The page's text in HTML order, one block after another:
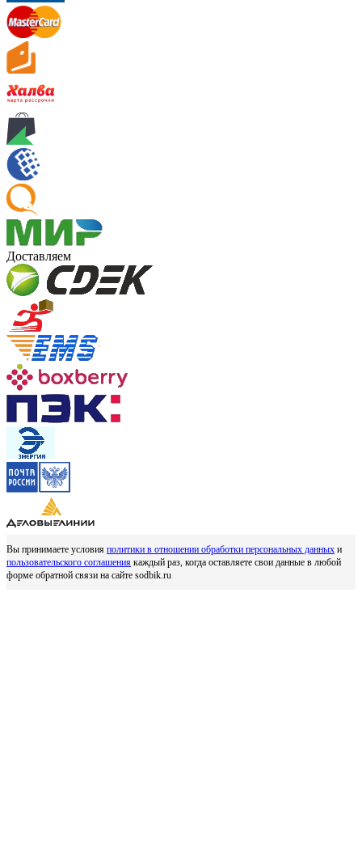
Доставляем
Вы принимаете условия политики в отношении обработки персональных данных и
пользовательского соглашения каждый раз, когда оставляете свои данные в любой
форме обратной связи на сайте sodbik.ru